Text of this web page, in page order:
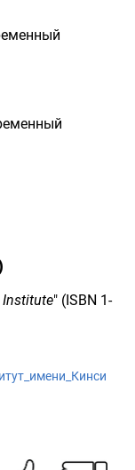
Institute" (ISBN 1-